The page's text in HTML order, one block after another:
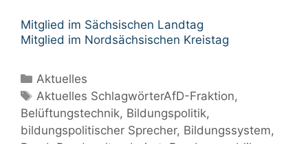
Mitglied im Sächsischen Landtag
Mitglied im Nordsächsischen Kreistag
Kategorien
Aktuelles
Schlagwörter
Aktuelles SchlagwörterAfD-Fraktion,
Belüftungstechnik, Bildungspolitik,
bildungspolitischer Sprecher, Bildungssystem,